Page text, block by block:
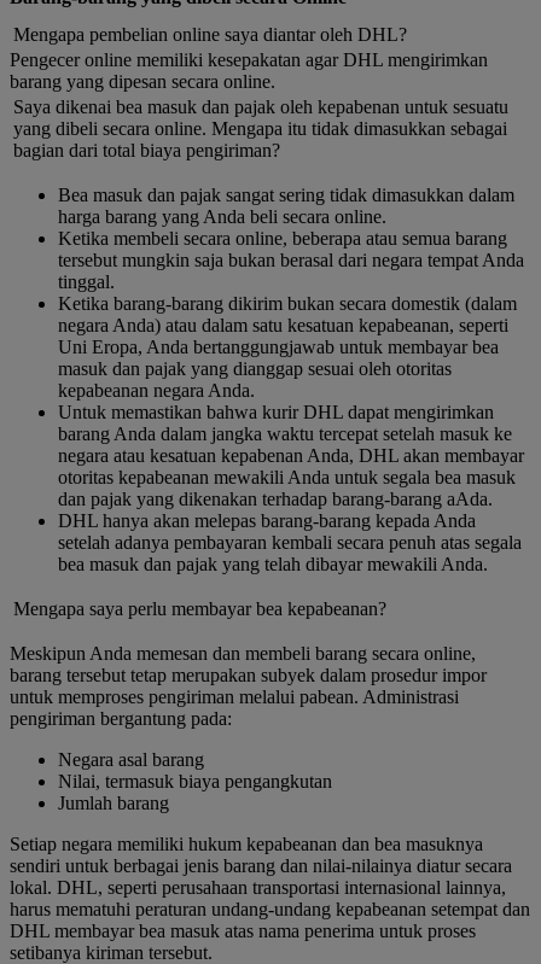
Mengapa pembelian online saya diantar oleh DHL?
Pengecer online memiliki kesepakatan agar DHL mengirimkan
barang yang dipesan secara online.
Saya dikenai bea masuk dan pajak oleh kepabenan untuk sesuatu
yang dibeli secara online. Mengapa itu tidak dimasukkan sebagai
bagian dari total biaya pengiriman?
Bea masuk dan pajak sangat sering tidak dimasukkan dalam
harga barang yang Anda beli secara online.
Ketika membeli secara online, beberapa atau semua barang
tersebut mungkin saja bukan berasal dari negara tempat Anda
tinggal.
Ketika barang-barang dikirim bukan secara domestik (dalam
negara Anda) atau dalam satu kesatuan kepabeanan, seperti
Uni Eropa, Anda bertanggungjawab untuk membayar bea
masuk dan pajak yang dianggap sesuai oleh otoritas
kepabeanan negara Anda.
Untuk memastikan bahwa kurir DHL dapat mengirimkan
barang Anda dalam jangka waktu tercepat setelah masuk ke
negara atau kesatuan kepabenan Anda, DHL akan membayar
otoritas kepabeanan mewakili Anda untuk segala bea masuk
dan pajak yang dikenakan terhadap barang-barang aAda.
DHL hanya akan melepas barang-barang kepada Anda
setelah adanya pembayaran kembali secara penuh atas segala
bea masuk dan pajak yang telah dibayar mewakili Anda.
Mengapa saya perlu membayar bea kepabeanan?
Meskipun Anda memesan dan membeli barang secara online,
barang tersebut tetap merupakan subyek dalam prosedur impor
untuk memproses pengiriman melalui pabean. Administrasi
pengiriman bergantung pada:
Negara asal barang
Nilai, termasuk biaya pengangkutan
Jumlah barang
Setiap negara memiliki hukum kepabeanan dan bea masuknya
sendiri untuk berbagai jenis barang dan nilai-nilainya diatur secara
lokal. DHL, seperti perusahaan transportasi internasional lainnya,
harus mematuhi peraturan undang-undang kepabeanan setempat dan
DHL membayar bea masuk atas nama penerima untuk proses
setibanya kiriman tersebut.